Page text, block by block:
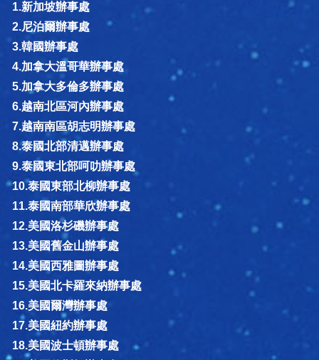
1.新加坡辦事處
2.尼泊爾辦事處
3.韓國辦事處
4.加拿大溫哥華辦事處
5.加拿大多倫多辦事處
6.越南北區河內辦事處
7.越南南區胡志明辦事處
8.泰國北部清邁辦事處
9.泰國東北部呵叻辦事處
10.泰國東部北柳辦事處
11.泰國南部華欣辦事處
12.美國洛杉磯辦事處
13.美國舊金山辦事處
14.美國西雅圖辦事處
15.美國北卡羅來納辦事處
16.美國爾灣辦事處
17.美國紐約辦事處
18.美國波士頓辦事處